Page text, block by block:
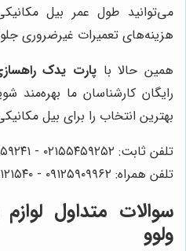
می‌توانید طول عمر بیل
هزینه‌های تعمیرات غیرضروری
همین حالا باپارت یدک
رایگان کارشناسان ما بهره‌مند
بهترین انتخاب را برای بیل
تلفن ثابت: ۰۲۱۵۵۴۵۹۲۵۲ - ۰۲۱۵۵۴۵۹۲۴۱
تلفن همراه: ۰۹۱۲۵۹۰۹۹۶۲ - ۰۹۱۲۵۱۲۱۵۴۰‌‌‌ - ۰۹۱۲۶۹۳۱۶۶۷
سوالات متداول
ولوو